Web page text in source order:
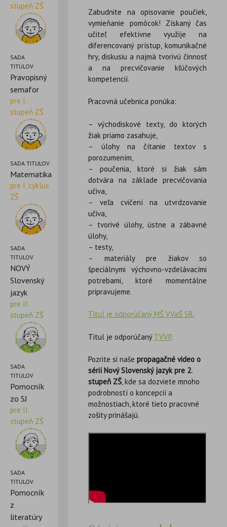
stupeň ZŠ
SADA
TITULOV
Pravopisný
semafor
pre I.
stupeň ZŠ
SADA TITULOV
Matematika
pre I. cyklus
ZŠ
SADA
TITULOV
NOVÝ
Slovenský
jazyk
pre II.
stupeň ZŠ
SADA
TITULOV
Pomocník
zo SJ
pre II.
stupeň ZŠ
SADA
TITULOV
Pomocník
z
literatúry
Zabudnite na opisovanie poučiek,
vymieňanie pomôcok! Získaný čas
učiteľ efektívne využije na
diferencovaný prístup, komunikačné
hry, diskusiu a najmä tvorivú činnosť
a na precvičovanie kľúčových
kompetencií.
Pracovná učebnica ponúka:
– východiskové texty, do ktorých
žiak priamo zasahuje,
– úlohy na čítanie textov s
porozumením,
– poučenia, ktoré si žiak sám
dotvára na základe precvičovania
učiva,
– veľa cvičení na utvrdzovanie
učiva,
– tvorivé úlohy, ústne a zábavné
úlohy,
– testy,
– materiály pre žiakov so
špeciálnymi výchovno-vzdelávacími
potrebami, ktoré momentálne
pripravujeme.
Titul je odporúčaný MŠ VVaŠ SR.
Titul je odporúčaný TVVP.
Pozrite si našepropagačné video o
sérií Nový Slovenský jazyk pre 2.
stupeň ZŠ, kde sa dozviete mnoho
podrobností o koncepcií a
možnostiach, ktoré tieto pracovné
zošity prinášajú.